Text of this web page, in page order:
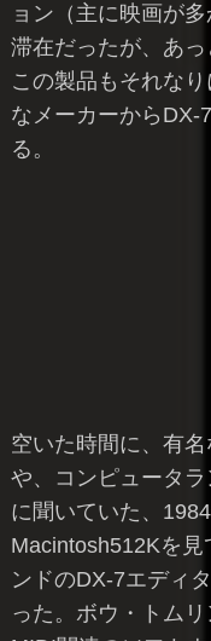
ョン（主に映画が
滞在だったが、あっ
この製品もそれな
なメーカーからDX-
る。
空いた時間に、有
や、コンピュータ
に聞いていた、
Macintosh512Kを
ンドのDX-7エディ
った。ボウ・トム